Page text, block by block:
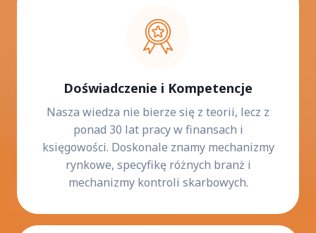
Doświadczenie i Kompetencje
Nasza wiedza nie bierze się z teorii, lecz z
ponad 30 lat pracy w finansach i
księgowości. Doskonale znamy mechanizmy
rynkowe, specyfikę różnych branż i
mechanizmy kontroli skarbowych.